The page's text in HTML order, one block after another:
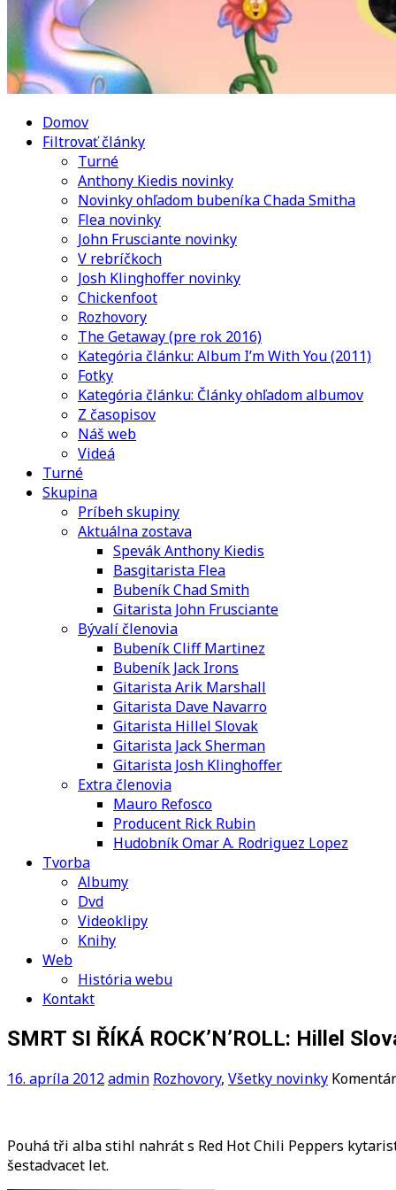
Domov
Filtrovať články
Turné
Anthony Kiedis novinky
Novinky ohľadom bubeníka Chada Smitha
Flea novinky
John Frusciante novinky
V rebríčkoch
Josh Klinghoffer novinky
Chickenfoot
Rozhovory
The Getaway (pre rok 2016)
Kategória článku: Album I’m With You (2011)
Fotky
Kategória článku: Články ohľadom albumov
Z časopisov
Náš web
Videá
Turné
Skupina
Príbeh skupiny
Aktuálna zostava
Spevák Anthony Kiedis
Basgitarista Flea
Bubeník Chad Smith
Gitarista John Frusciante
Bývalí členovia
Bubeník Cliff Martinez
Bubeník Jack Irons
Gitarista Arik Marshall
Gitarista Dave Navarro
Gitarista Hillel Slovak
Gitarista Jack Sherman
Gitarista Josh Klinghoffer
Extra členovia
Mauro Refosco
Producent Rick Rubin
Hudobník Omar A. Rodriguez Lopez
Tvorba
Albumy
Dvd
Videoklipy
Knihy
Web
História webu
Kontakt
SMRT SI ŘÍKÁ ROCK’N’ROLL: Hillel
16. apríla 2012admin Rozhovory, Všetky novinky
Pouhá tři alba stihl nahrát s Red Hot Chili Peppers
šestadvacet let.